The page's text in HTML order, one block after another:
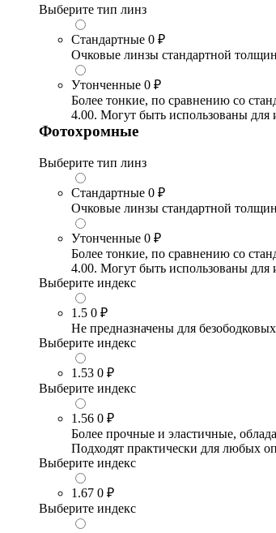
Выберите тип линз
Стандартные 0 ₽
Очковые линзы стандартной
Утонченные 0 ₽
Более тонкие, по сравнению со
4.00. Могут быть использованы
Фотохромные
Выберите тип линз
Стандартные 0 ₽
Очковые линзы стандартной
Утонченные 0 ₽
Более тонкие, по сравнению со
4.00. Могут быть использованы
Выберите индекс
1.5 0 ₽
Не предназначены для
Выберите индекс
1.53 0 ₽
Выберите индекс
1.56 0 ₽
Более прочные и эластичные,
Подходят практически для любых
Выберите индекс
1.67 0 ₽
Выберите индекс